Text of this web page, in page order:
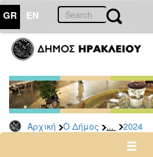
GR EN
Αρχική Ο Δήμος ... 2024
ΔΗΜΟΣ
Δελτία
Τύπου
Αρχείο
2026